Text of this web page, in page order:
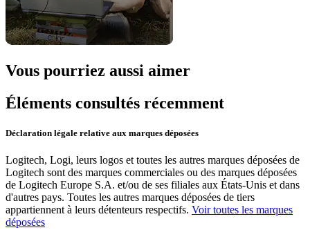
Vous pourriez aussi aimer
Éléments consultés récemment
Déclaration légale relative aux marques déposées
Logitech, Logi, leurs logos et toutes les autres marques déposées de
Logitech sont des marques commerciales ou des marques déposées
de Logitech Europe S.A. et/ou de ses filiales aux États-Unis et dans
d'autres pays. Toutes les autres marques déposées de tiers
appartiennent à leurs détenteurs respectifs. Voir toutes les marques
déposées